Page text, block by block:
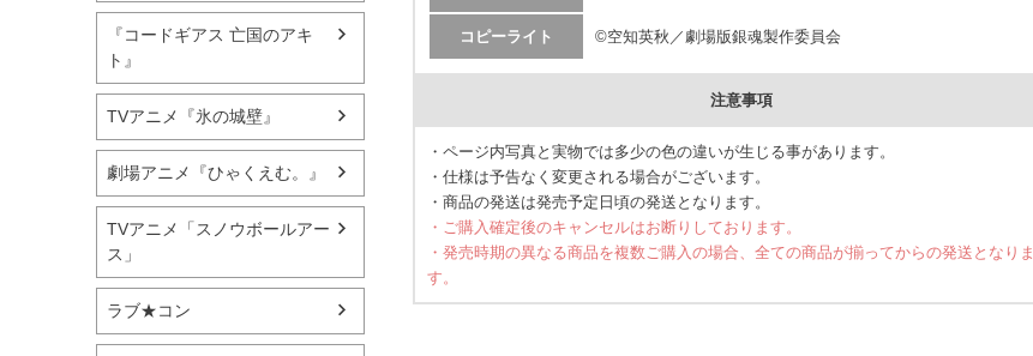
『コードギアス 亡国のアキ
ト』
TVアニメ『氷の城壁』
劇場アニメ『ひゃくえむ。』
TVアニメ「スノウボールアー
ス」
ラブ★コン
コピーライト ©空知英秋／劇場版銀魂製作委員会
注意事項
・ページ内写真と実物では多少の色の違いが生じる事があります。
・仕様は予告なく変更される場合がございます。
・商品の発送は発売予定日頃の発送となります。
・ご購入確定後のキャンセルはお断りしております。
・発売時期の異なる商品を複数ご購入の場合、全ての商品が揃ってからの発送となりま
す。